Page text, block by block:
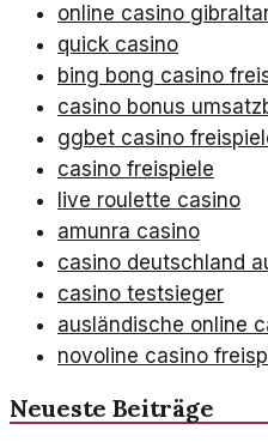
online casino
quick casino
bing bong casino
casino bonus
ggbet casino
casino freispiele
live roulette casino
amunra casino
casino deutschland
casino testsieger
ausländische online
novoline casino
Neueste Beiträge